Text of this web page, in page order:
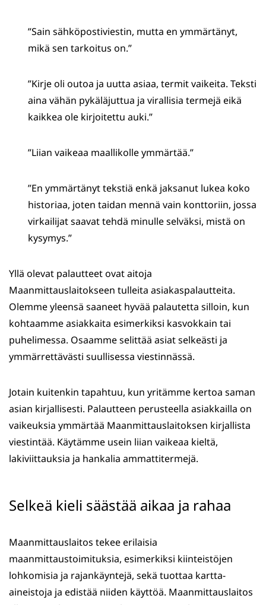
”Sain sähköpostiviestin, mutta en ymmärtänyt,
mikä sen tarkoitus on.”
”Kirje oli outoa ja uutta asiaa, termit vaikeita. Teksti
aina vähän pykäläjuttua ja virallisia termejä eikä
kaikkea ole kirjoitettu auki.”
”Liian vaikeaa maallikolle ymmärtää.”
”En ymmärtänyt tekstiä enkä jaksanut lukea koko
historiaa, joten taidan mennä vain konttoriin, jossa
virkailijat saavat tehdä minulle selväksi, mistä on
kysymys.”
Yllä olevat palautteet ovat aitoja
Maanmittauslaitokseen tulleita asiakaspalautteita.
Olemme yleensä saaneet hyvää palautetta silloin, kun
kohtaamme asiakkaita esimerkiksi kasvokkain tai
puhelimessa. Osaamme selittää asiat selkeästi ja
ymmärrettävästi suullisessa viestinnässä.
Jotain kuitenkin tapahtuu, kun yritämme kertoa saman
asian kirjallisesti. Palautteen perusteella asiakkailla on
vaikeuksia ymmärtää Maanmittauslaitoksen kirjallista
viestintää. Käytämme usein liian vaikeaa kieltä,
lakiviittauksia ja hankalia ammattitermejä.
Selkeä kieli säästää aikaa ja rahaa
Maanmittauslaitos tekee erilaisia
maanmittaustoimituksia, esimerkiksi kiinteistöjen
lohkomisia ja rajankäyntejä, sekä tuottaa kartta-
aineistoja ja edistää niiden käyttöä. Maanmittauslaitos